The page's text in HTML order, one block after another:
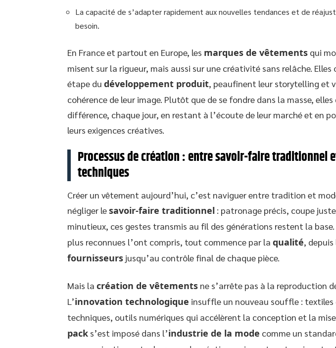
La capacité de s’adapter rapidement aux nouvelles tendances et de
besoin.
En France et partout en Europe, les marques de vêtements qui
misent sur la rigueur, mais aussi sur une créativité sans relâche.
étape du développement produit, peaufinent leur storytelling et
cohérence de leur image. Plutôt que de se fondre dans la masse,
différence, chaque jour, en restant à l’écoute de leur marché et en
leurs exigences créatives.
Processus de création : entre savoir-faire traditionnel
techniques
Créer un vêtement aujourd’hui, c’est naviguer entre tradition et
négliger lesavoir-faire traditionnel : patronage précis, coupe
minutieux, ces gestes transmis au fil des générations restent la base.
plus reconnues l’ont compris, tout commence par la qualité,
fournisseurs jusqu’au contrôle final de chaque pièce.
Mais la création de vêtements ne s’arrête pas à la reproduction
L’innovation technologique insuffle un nouveau souffle :
techniques, outils numériques qui accélèrent la conception et la
pack s’est imposé dans l’industrie de la mode comme un